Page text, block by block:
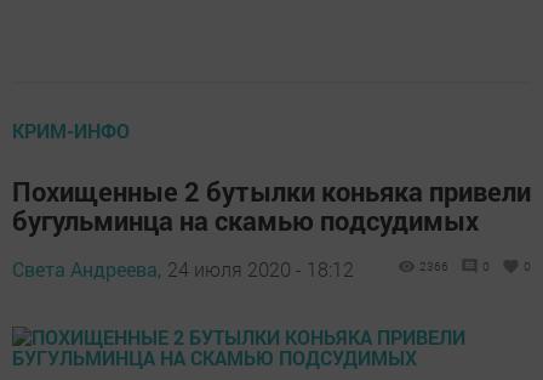
КРИМ-ИНФО
Похищенные 2 бутылки коньяка привели
бугульминца на скамью подсудимых
Света Андреева, 24 июля 2020 - 18:12 2366 0 0